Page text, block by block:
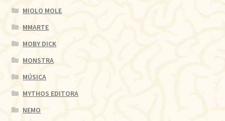
MIOLO MOLE
MMARTE
MOBY DICK
MONSTRA
MÚSICA
MYTHOS EDITORA
NEMO